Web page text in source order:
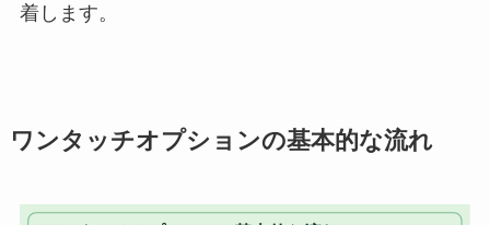
着します。
ワンタッチオプションの基本的な流れ